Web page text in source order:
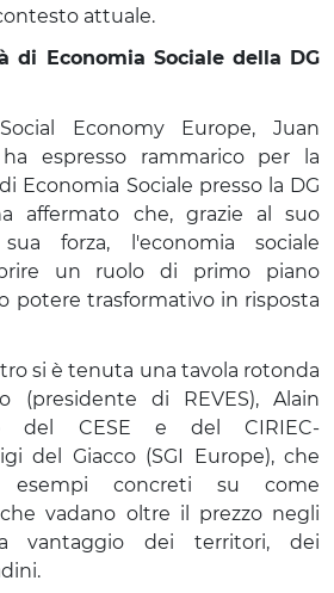
attuale.
di Economia Sociale della DG
Economy Europe, Juan
espresso rammarico per la
Economia Sociale presso la DG
affermato che, grazie al suo
forza, l'economia sociale
un ruolo di primo piano
potere trasformativo in risposta
si è tenuta una tavola rotonda
(presidente di REVES), Alain
del CESE e del CIRIEC-
del Giacco (SGI Europe), che
esempi concreti su come
vadano oltre il prezzo negli
vantaggio dei territori, dei